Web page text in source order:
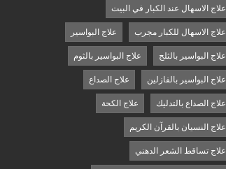
علاج الاسهال عند الكبار في البيت
علاج الاسهال للكبار مجرب علاج البواسير
علاج البواسير بالثلج علاج البواسير بالثوم
علاج البواسير بالفازلين علاج الصداع
علاج الصداع بالتدليك علاج الكحة
علاج النسيان بالقرآن الكريم
علاج تساقط الشعر الدهني